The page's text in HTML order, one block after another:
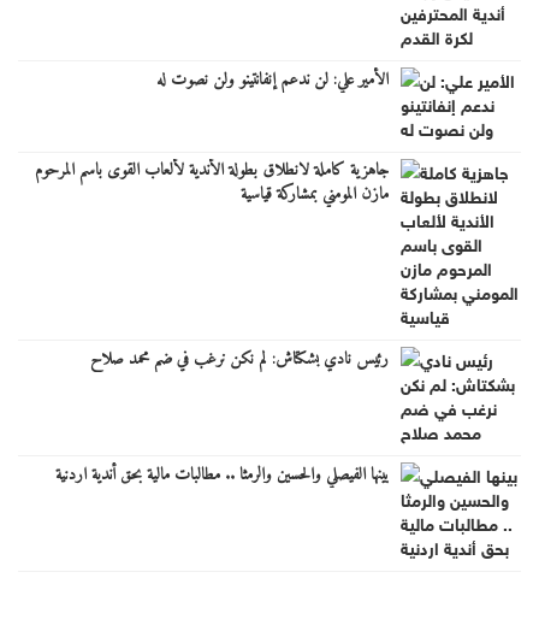
الأمير علي: لن ندعم إنفانتينو ولن نصوت له
جاهزية كاملة لانطلاق بطولة الأندية لألعاب القوى باسم المرحوم
مازن المومني بمشاركة قياسية
رئيس نادي بشكتاش: لم نكن نرغب في ضم محمد صلاح
بينها الفيصلي والحسين والرمثا .. مطالبات مالية بحق أندية اردنية